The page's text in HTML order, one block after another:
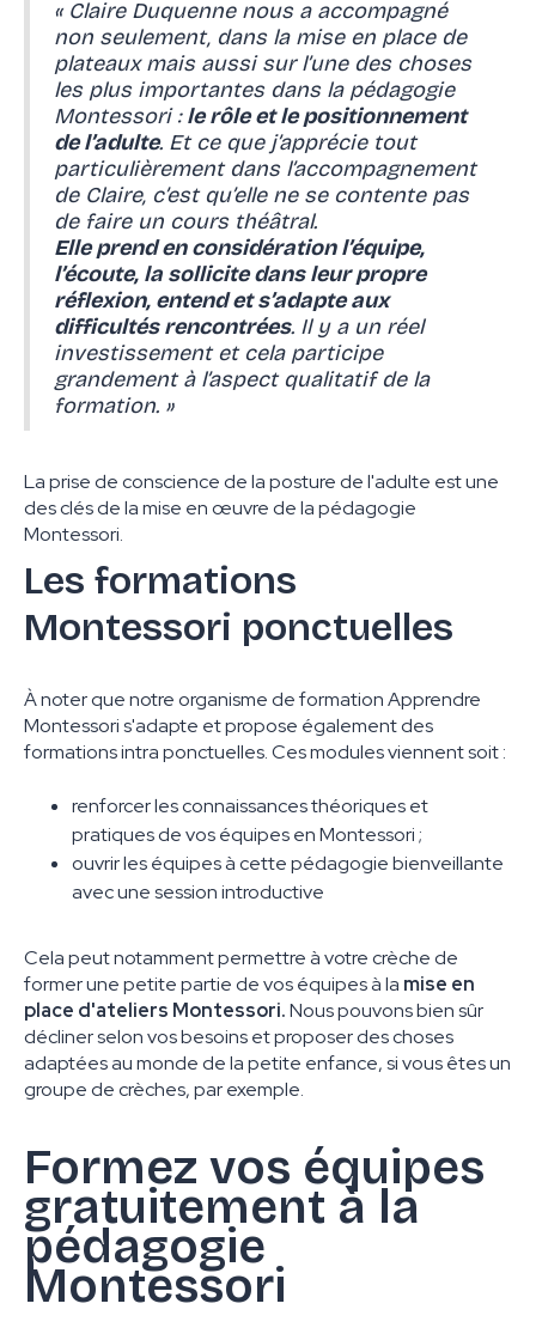
« Claire Duquenne nous a accompagné
non seulement, dans la mise en place de
plateaux mais aussi sur l’une des choses
les plus importantes dans la pédagogie
Montessori :le rôle et le positionnement
de l’adulte. Et ce que j’apprécie tout
particulièrement dans l’accompagnement
de Claire, c’est qu’elle ne se contente pas
de faire un cours théâtral.
Elle prend en considération l’équipe,
l’écoute, la sollicite dans leur propre
réflexion, entend et s’adapte aux
difficultés rencontrées. Il y a un réel
investissement et cela participe
grandement à l’aspect qualitatif de la
formation. »
La prise de conscience de la posture de l'adulte est une
des clés de la mise en œuvre de la pédagogie
Montessori.
Les formations
Montessori ponctuelles
À noter que notre organisme de formation Apprendre
Montessori s'adapte et propose également des
formations intra ponctuelles. Ces modules viennent soit :
renforcer les connaissances théoriques et
pratiques de vos équipes en Montessori ;
ouvrir les équipes à cette pédagogie bienveillante
avec une session introductive
Cela peut notamment permettre à votre crèche de
former une petite partie de vos équipes à la mise en
place d'ateliers Montessori.Nous pouvons bien sûr
décliner selon vos besoins et proposer des choses
adaptées au monde de la petite enfance, si vous êtes un
groupe de crèches, par exemple.
Formez vos équipes
gratuitement à la
pédagogie
Montessori